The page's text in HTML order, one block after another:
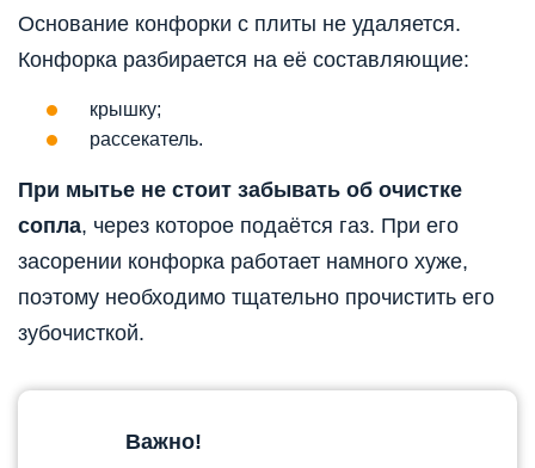
Основание конфорки с плиты не удаляется.
Конфорка разбирается на её составляющие:
крышку;
рассекатель.
При мытье не стоит забывать об очистке
сопла, через которое подаётся газ. При его
засорении конфорка работает намного хуже,
поэтому необходимо тщательно прочистить его
зубочисткой.
Важно!